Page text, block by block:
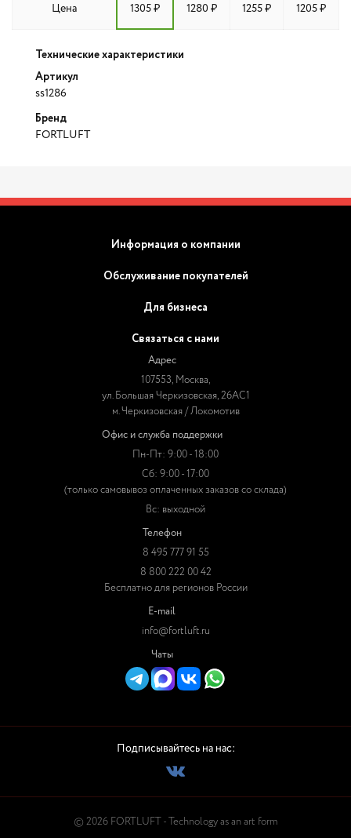
Цена 1305 ₽ 1280 ₽ 1255 ₽ 1205 ₽
Технические характеристики
Артикул
ss1286
Бренд
FORTLUFT
Информация о компании
Обслуживание покупателей
Для бизнеса
Связаться с нами
Адрес
107553, Москва,
ул. Большая Черкизовская, 26АС1
м. Черкизовская / Локомотив
Офис и служба поддержки
Пн-Пт: 9:00 - 18:00
Сб: 9:00 - 17:00
(только самовывоз оплаченных заказов со склада)
Вс: выходной
Телефон
8 495 777 91 55
8 800 222 00 42
Бесплатно для регионов России
E-mail
info@fortluft.ru
Чаты
Подписывайтесь на нас:
© 2026 FORTLUFT - Technology as an art form